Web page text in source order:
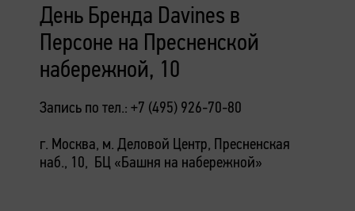
День Бренда Davines в
Персоне на Пресненской
набережной, 10
Запись по тел.: +7 (495) 926-70-80
г. Москва, м. Деловой Центр, Пресненская
наб., 10, БЦ «Башня на набережной»